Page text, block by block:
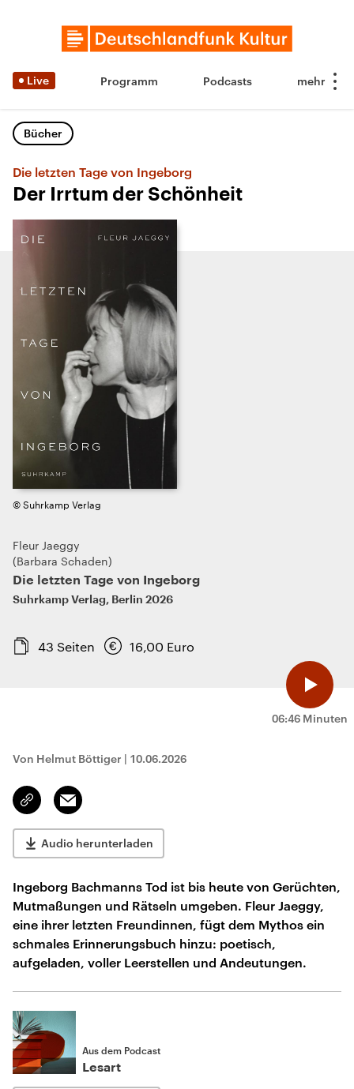
Live Programm Podcasts
Bücher
Die letzten Tage von Ingeborg
Der Irrtum der Schönheit
06:46 Minuten
© Suhrkamp Verlag
Fleur Jaeggy
Barbara Schaden
Die letzten Tage von Ingeborg
Suhrkamp Verlag, Berlin 2026
43 Seiten 16,00 Euro
Von Helmut Böttiger | 10.06.2026
Link
kopieren/teilen
Email
Audio herunterladen
Ingeborg Bachmanns Tod ist bis heute von Gerüchten,
Mutmaßungen und Rätseln umgeben. Fleur Jaeggy,
eine ihrer letzten Freundinnen, fügt dem Mythos ein
schmales Erinnerungsbuch hinzu: poetisch,
aufgeladen, voller Leerstellen und Andeutungen.
Aus dem Podcast
Lesart